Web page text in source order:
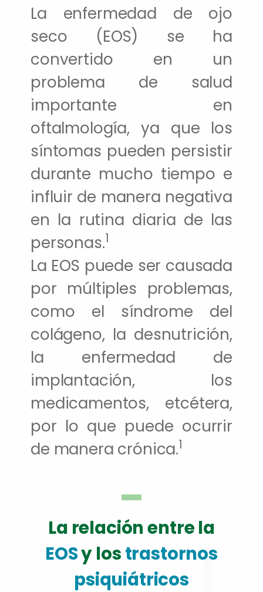
La enfermedad de ojo
seco (EOS) se ha
convertido en un
problema de salud
importante en
oftalmología, ya que los
síntomas pueden persistir
durante mucho tiempo e
influir de manera negativa
en la rutina diaria de las
personas.1
La EOS puede ser causada
por múltiples problemas,
como el síndrome del
colágeno, la desnutrición,
la enfermedad de
implantación, los
medicamentos, etcétera,
por lo que puede ocurrir
de manera crónica.1
La relación entre la
EOSy lostrastornos
psiquiátricos